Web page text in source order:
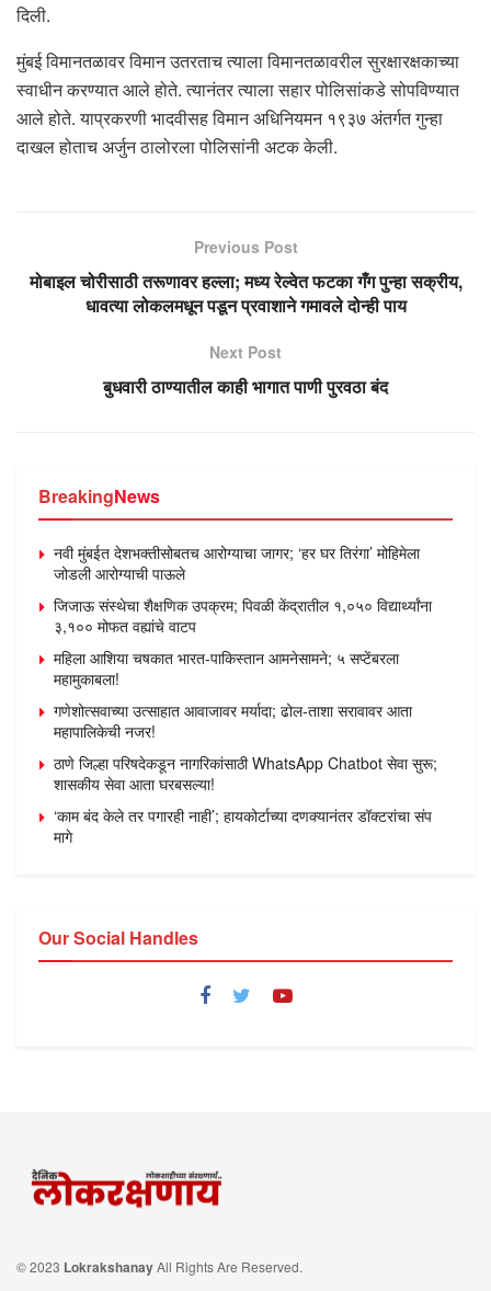
दिली.
मुंबई विमानतळावर विमान उतरताच त्याला विमानतळावरील सुरक्षारक्षकाच्या
स्वाधीन करण्यात आले होते. त्यानंतर त्याला सहार पोलिसांकडे सोपविण्यात
आले होते. याप्रकरणी भादवीसह विमान अधिनियमन १९३७ अंतर्गत गुन्हा
दाखल होताच अर्जुन ठालोरला पोलिसांनी अटक केली.
Previous Post
मोबाइल चोरीसाठी तरूणावर हल्ला; मध्य रेल्वेत फटका गँग पुन्हा सक्रीय,
धावत्या लोकलमधून पडून प्रवाशाने गमावले दोन्ही पाय
Next Post
बुधवारी ठाण्यातील काही भागात पाणी पुरवठा बंद
BreakingNews
नवी मुंबईत देशभक्तीसोबतच आरोग्याचा जागर; ‘हर घर तिरंगा’ मोहिमेला
जोडली आरोग्याची पाऊले
जिजाऊ संस्थेचा शैक्षणिक उपक्रम; पिवळी केंद्रातील १,०५० विद्यार्थ्यांना
३,१०० मोफत वह्यांचे वाटप
महिला आशिया चषकात भारत-पाकिस्तान आमनेसामने; ५ सप्टेंबरला
महामुकाबला!
गणेशोत्सवाच्या उत्साहात आवाजावर मर्यादा; ढोल-ताशा सरावावर आता
महापालिकेची नजर!
ठाणे जिल्हा परिषदेकडून नागरिकांसाठी WhatsApp Chatbot सेवा सुरू;
शासकीय सेवा आता घरबसल्या!
‘काम बंद केले तर पगारही नाही’; हायकोर्टाच्या दणक्यानंतर डॉक्टरांचा संप
मागे
Our Social Handles
© 2023 LokrakshanayAll Rights Are Reserved.